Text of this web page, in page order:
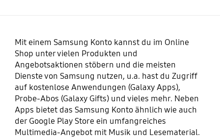
Mit einem Samsung Konto kannst du im Online
Shop unter vielen Produkten und
Angebotsaktionen stöbern und die meisten
Dienste von Samsung nutzen, u.a. hast du Zugriff
auf kostenlose Anwendungen (Galaxy Apps),
Probe-Abos (Galaxy Gifts) und vieles mehr. Neben
Apps bietet das Samsung Konto ähnlich wie auch
der Google Play Store ein umfangreiches
Multimedia-Angebot mit Musik und Lesematerial.